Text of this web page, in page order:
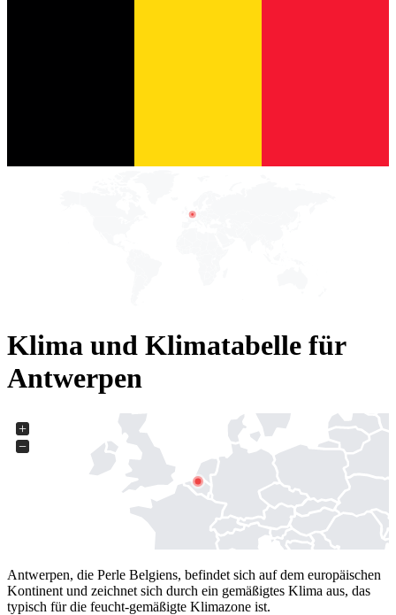
Klima und Klimatabelle für
Antwerpen
+
−
Antwerpen, die Perle Belgiens, befindet sich auf dem europäischen
Kontinent und zeichnet sich durch ein gemäßigtes Klima aus, das
typisch für die feucht-gemäßigte Klimazone ist.